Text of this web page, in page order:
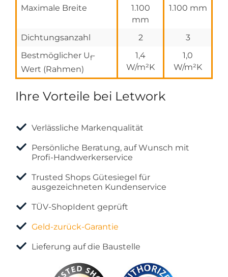
Maximale Breite
1.100
mm
1.100 mm
Dichtungsanzahl 2
3
Bestmöglicher Uf-
Wert (Rahmen)
1,4
W/m²K
1,0
W/m²K
Ihre Vorteile bei Letwork
Verlässliche Markenqualität
Persönliche Beratung, auf Wunsch mit
Profi-Handwerkerservice
Trusted Shops Gütesiegel für
ausgezeichneten Kundenservice
TÜV-ShopIdent geprüft
Geld-zurück-Garantie
Lieferung auf die Baustelle